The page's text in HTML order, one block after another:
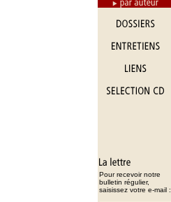
Pour recevoir notre
bulletin régulier,
saisissez votre e-mail :